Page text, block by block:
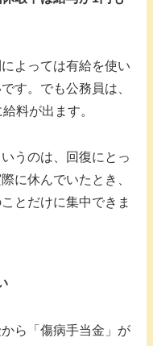
よっては有給を使い
す。でも公務員は、
料が出ます。
うのは、回復にとっ
に休んでいたとき、
とだけに集中できま
ら「傷病手当金」が